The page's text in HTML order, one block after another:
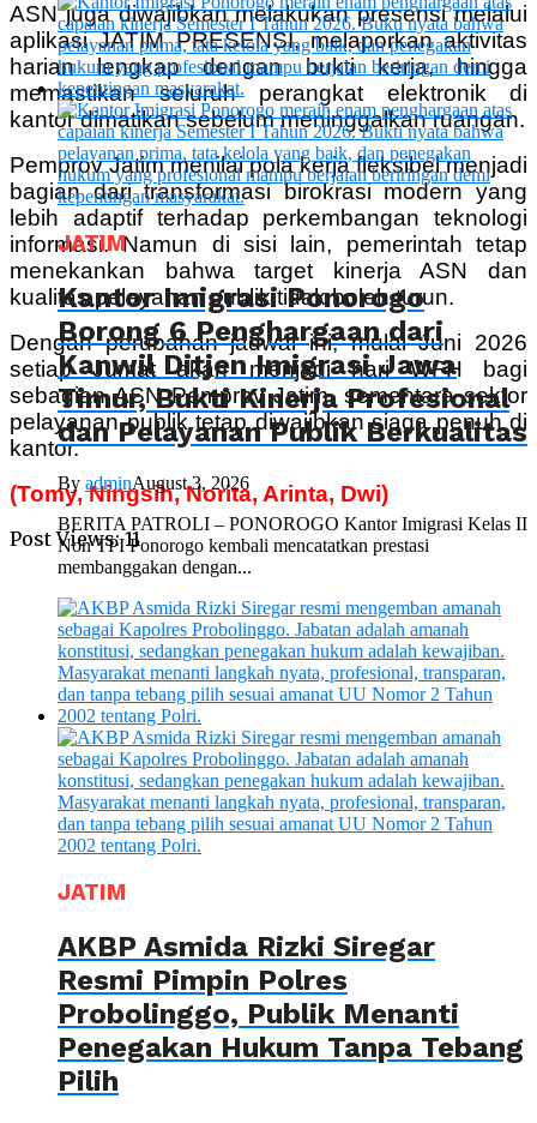
ASN juga diwajibkan melakukan presensi melalui
aplikasi JATIM PRESENSI, melaporkan aktivitas
harian lengkap dengan bukti kerja, hingga
memastikan seluruh perangkat elektronik di
kantor dimatikan sebelum meninggalkan ruangan.
Pemprov Jatim menilai pola kerja fleksibel menjadi
bagian dari transformasi birokrasi modern yang
lebih adaptif terhadap perkembangan teknologi
informasi. Namun di sisi lain, pemerintah tetap
menekankan bahwa target kinerja ASN dan
kualitas pelayanan publik tidak boleh turun.
Dengan perubahan jadwal ini, mulai Juni 2026
setiap Jumat akan menjadi hari WFH bagi
sebagian ASN Pemprov Jatim, sementara sektor
pelayanan publik tetap diwajibkan siaga penuh di
kantor.
(Tomy, Ningsih, Norita, Arinta, Dwi)
Post Views: 11
JATIM
Kantor Imigrasi Ponorogo
Borong 6 Penghargaan dari
Kanwil Ditjen Imigrasi Jawa
Timur, Bukti Kinerja Profesional
dan Pelayanan Publik Berkualitas
By adminAugust 3, 2026
BERITA PATROLI – PONOROGO Kantor Imigrasi Kelas II
Non TPI Ponorogo kembali mencatatkan prestasi
membanggakan dengan...
JATIM
AKBP Asmida Rizki Siregar
Resmi Pimpin Polres
Probolinggo, Publik Menanti
Penegakan Hukum Tanpa Tebang
Pilih